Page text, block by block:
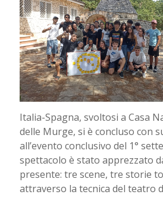
Italia-Spagna, svoltosi a Casa
delle Murge, si è concluso con
all’evento conclusivo del 1°
spettacolo è stato apprezzato
presente: tre scene, tre storie
attraverso la tecnica del teatro